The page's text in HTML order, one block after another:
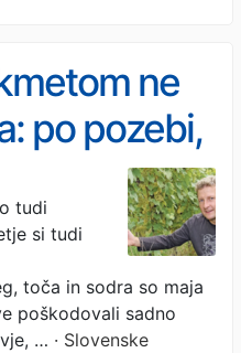
ne
po pozebi,
še suša
tudi
si tudi
toča in sodra so maja
poškodovali sadno
… · Slovenske